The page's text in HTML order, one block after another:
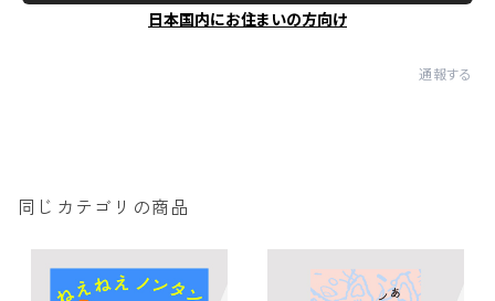
日本国内にお住まいの方向け
通報する
同じカテゴリの商品